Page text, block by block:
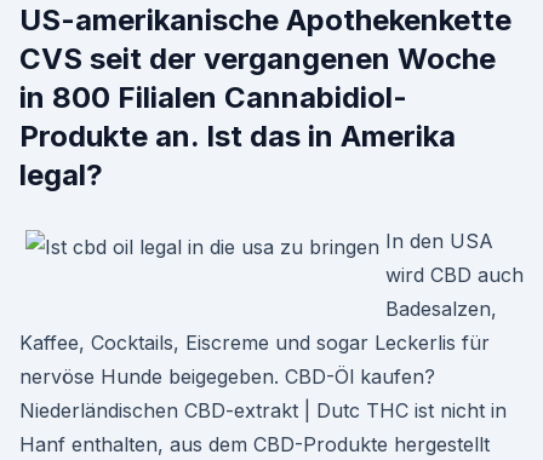
US-amerikanische Apothekenkette
CVS seit der vergangenen Woche
in 800 Filialen Cannabidiol-
Produkte an. Ist das in Amerika
legal?
In den USA
wird CBD auch
Badesalzen,
Kaffee, Cocktails, Eiscreme und sogar Leckerlis für
nervöse Hunde beigegeben. CBD-Öl kaufen?
Niederländischen CBD-extrakt | Dutc THC ist nicht in
Hanf enthalten, aus dem CBD-Produkte hergestellt